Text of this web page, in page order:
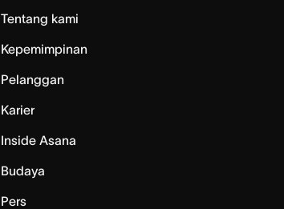
Tentang kami
Kepemimpinan
Pelanggan
Karier
Inside Asana
Budaya
Pers